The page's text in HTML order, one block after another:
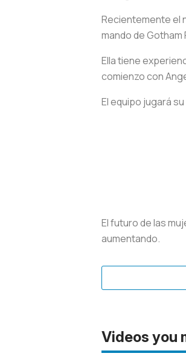
Recientemente el
mando de Gotham
Ella tiene
comienzo con
El equipo jugará
El futuro de las
aumentando.
Videos you